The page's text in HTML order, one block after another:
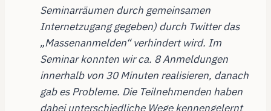
Seminarräumen durch gemeinsamen
Internetzugang gegeben) durch Twitter das
„Massenanmelden“ verhindert wird. Im
Seminar konnten wir ca. 8 Anmeldungen
innerhalb von 30 Minuten realisieren, danach
gab es Probleme. Die Teilnehmenden haben
dabei unterschiedliche Wege kennengelernt